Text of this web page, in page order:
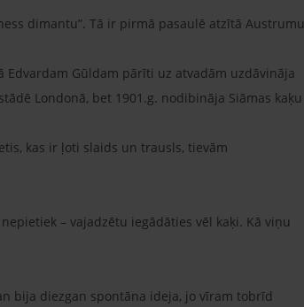
dimantu”. Tā ir pirmā pasaulē atzītā Austrumu
Edvardam Gūldam pārīti uz atvadām uzdāvināja
Londonā, bet 1901.g. nodibināja Siāmas kaķu
kas ir ļoti slaids un trausls, tievām
– vajadzētu iegādāties vēl kaķi. Kā viņu
bija diezgan spontāna ideja, jo vīram tobrīd